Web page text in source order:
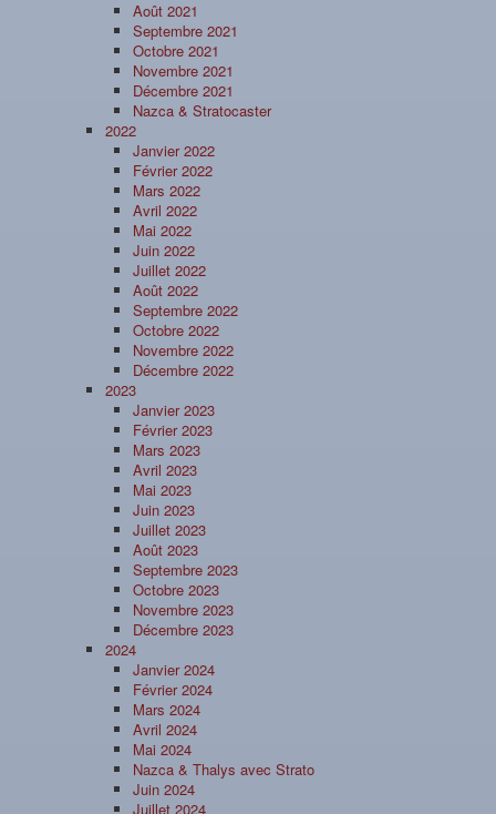
Août 2021
Septembre 2021
Octobre 2021
Novembre 2021
Décembre 2021
Nazca & Stratocaster
2022
Janvier 2022
Février 2022
Mars 2022
Avril 2022
Mai 2022
Juin 2022
Juillet 2022
Août 2022
Septembre 2022
Octobre 2022
Novembre 2022
Décembre 2022
2023
Janvier 2023
Février 2023
Mars 2023
Avril 2023
Mai 2023
Juin 2023
Juillet 2023
Août 2023
Septembre 2023
Octobre 2023
Novembre 2023
Décembre 2023
2024
Janvier 2024
Février 2024
Mars 2024
Avril 2024
Mai 2024
Nazca & Thalys avec Strato
Juin 2024
Juillet 2024